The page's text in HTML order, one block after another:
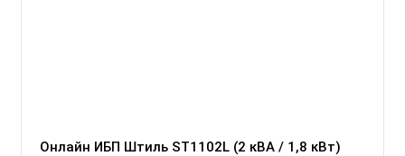
Онлайн ИБП Штиль ST1102L (2 кВА / 1,8 кВт)